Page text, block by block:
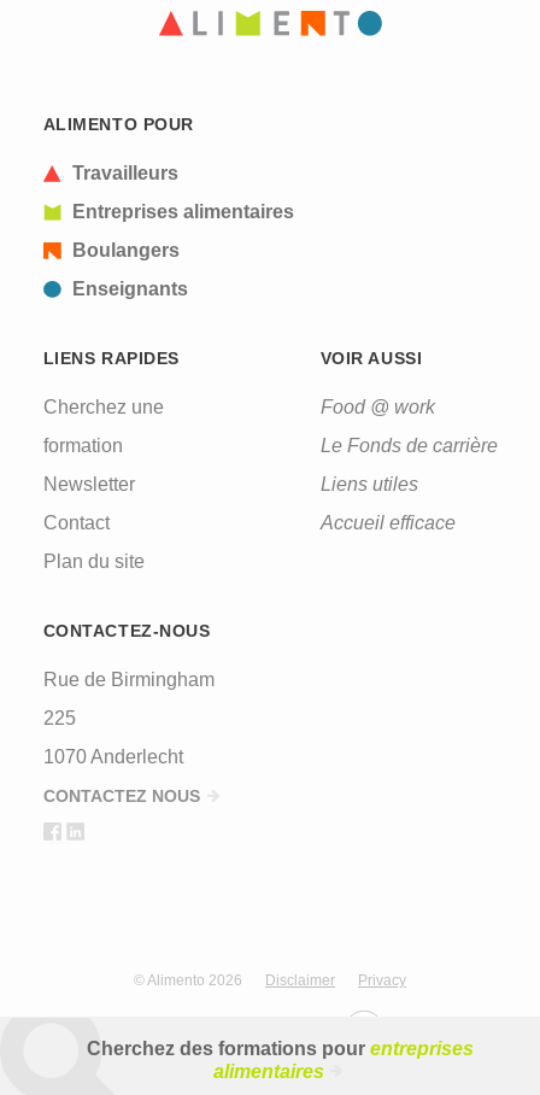
submissions.
ALIMENTO POUR
Travailleurs
Entreprises alimentaires
Boulangers
Enseignants
LIENS RAPIDES
Cherchez une
formation
Newsletter
Contact
Plan du site
VOIR AUSSI
Food @ work
Le Fonds de carrière
Liens utiles
Accueil efficace
CONTACTEZ-NOUS
Rue de Birmingham
225
1070 Anderlecht
CONTACTEZ NOUS
© Alimento 2026 Disclaimer Privacy
Cherchez des formations pour entreprises
alimentaires